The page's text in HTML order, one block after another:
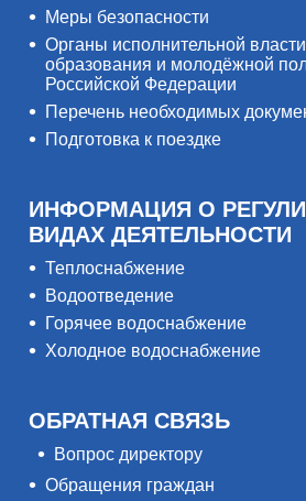
Меры безопасности
Органы исполнительной
образования и молодёжной
Российской Федерации
Перечень необходимых
Подготовка к поездке
ИНФОРМАЦИЯ О
ВИДАХ ДЕЯТЕЛЬНОСТИ
Теплоснабжение
Водоотведение
Горячее водоснабжение
Холодное водоснабжение
ОБРАТНАЯ СВЯЗЬ
Вопрос директору
Обращения граждан